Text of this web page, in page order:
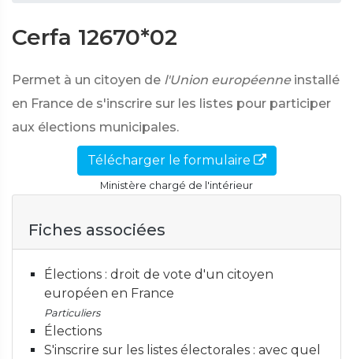
Cerfa 12670*02
Permet à un citoyen de l'Union européenne installé
en France de s'inscrire sur les listes pour participer
aux élections municipales.
Télécharger le formulaire
Ministère chargé de l'intérieur
Fiches associées
Élections : droit de vote d'un citoyen
européen en France
Particuliers
Élections
S'inscrire sur les listes électorales : avec quel